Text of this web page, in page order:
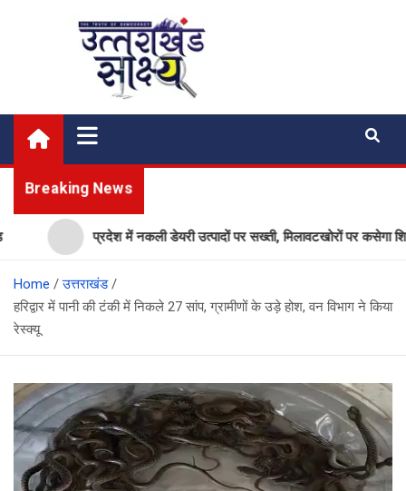
Uttarakhand Shakshya
My News Portal
Breaking News
प्रदेश में नकली डेयरी उत्पादों पर सख्ती, मिलावटखोरों पर कसेगा
Home
उत्तराखंड
हरिद्वार में पानी की टंकी में निकले 27 सांप, ग्रामीणों के उड़े होश, वन विभाग ने किया
रेस्क्यू